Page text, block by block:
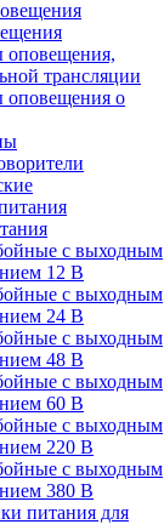
оповещения,
трансляции
оповещения о
с выходным
12 В
с выходным
24 В
с выходным
48 В
с выходным
60 В
с выходным
220 В
с выходным
380 В
питания для